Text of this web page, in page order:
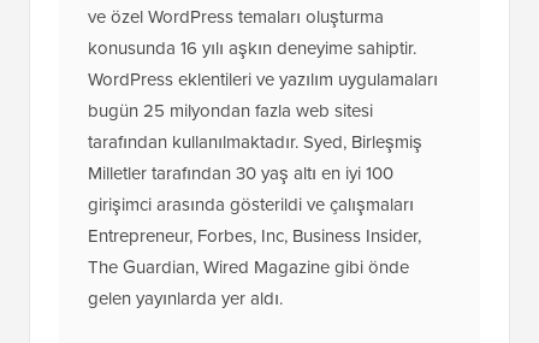
ve özel WordPress temaları oluşturma
konusunda 16 yılı aşkın deneyime sahiptir.
WordPress eklentileri ve yazılım uygulamaları
bugün 25 milyondan fazla web sitesi
tarafından kullanılmaktadır. Syed, Birleşmiş
Milletler tarafından 30 yaş altı en iyi 100
girişimci arasında gösterildi ve çalışmaları
Entrepreneur, Forbes, Inc, Business Insider,
The Guardian, Wired Magazine gibi önde
gelen yayınlarda yer aldı.